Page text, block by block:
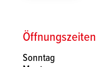
Öffnungszeiten
Sonntag